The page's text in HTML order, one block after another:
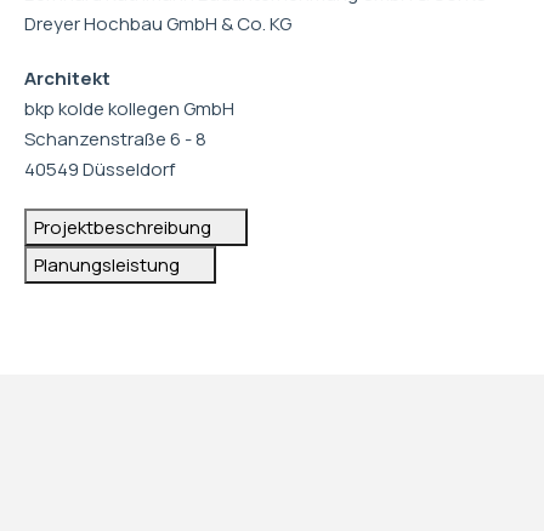
Dreyer Hochbau GmbH & Co. KG
Architekt
bkp kolde kollegen GmbH
Schanzenstraße 6 - 8
40549 Düsseldorf
Projektbeschreibung
Planungsleistung